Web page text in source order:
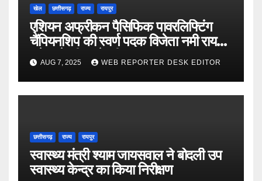
खेल छत्तीसगढ़ राज्य रायपुर
एशियन अफ्रीकन पैसिफिक पावरलिफ्टिंग
चैंपियनशिप की स्वर्ण पदक विजेता नमी राय
पारेख ने सीएम से की मुलाकात
AUG 7, 2025 WEB REPORTER DESK EDITOR
छत्तीसगढ़ राज्य रायपुर
स्वास्थ्य मंत्री श्याम जायसवाल ने बोदली उप
स्वास्थ्य केन्द्र का किया निरीक्षण